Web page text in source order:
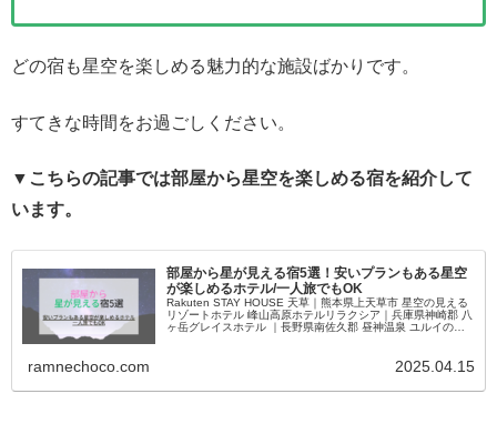
どの宿も星空を楽しめる魅力的な施設ばかりです。
すてきな時間をお過ごしください。
▼こちらの記事では部屋から星空を楽しめる宿を紹介して
います。
部屋から星が見える宿5選！安いプランもある星空
が楽しめるホテル/一人旅でもOK
Rakuten STAY HOUSE 天草｜熊本県上天草市 星空の見える
リゾートホテル 峰山高原ホテルリラクシア｜兵庫県神崎郡 八
ヶ岳グレイスホテル ｜長野県南佐久郡 昼神温泉 ユルイの宿
ramnechoco.com 2025.04.15